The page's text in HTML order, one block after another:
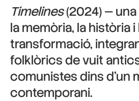
Timelines(2024) —
la memòria, la història i
transformació,
folklòrics de vuit
comunistes dins d’un
contemporani.